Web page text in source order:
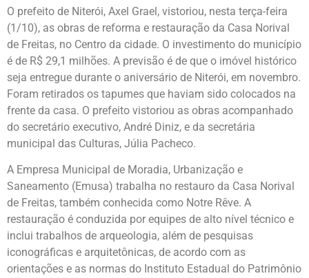
O prefeito de Niterói, Axel Grael, vistoriou, nesta terça-feira
(1/10), as obras de reforma e restauração da Casa Norival
de Freitas, no Centro da cidade. O investimento do município
é de R$ 29,1 milhões. A previsão é de que o imóvel histórico
seja entregue durante o aniversário de Niterói, em novembro.
Foram retirados os tapumes que haviam sido colocados na
frente da casa. O prefeito vistoriou as obras acompanhado
do secretário executivo, André Diniz, e da secretária
municipal das Culturas, Júlia Pacheco.
A Empresa Municipal de Moradia, Urbanização e
Saneamento (Emusa) trabalha no restauro da Casa Norival
de Freitas, também conhecida como Notre Rêve. A
restauração é conduzida por equipes de alto nível técnico e
inclui trabalhos de arqueologia, além de pesquisas
iconográficas e arquitetônicas, de acordo com as
orientações e as normas do Instituto Estadual do Patrimônio